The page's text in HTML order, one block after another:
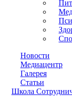
Новости
Медиацентр
Галерея
Статьи
Школа